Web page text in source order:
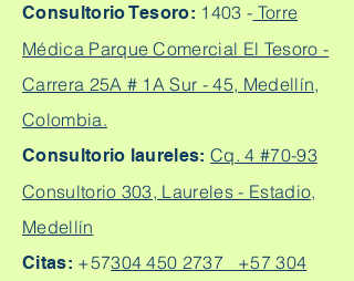
Consultorio Tesoro: 1403 - Torre
Médica Parque Comercial El Tesoro -
Carrera 25A # 1A Sur - 45, Medellín,
Colombia.
Consultorio laureles:Cq. 4 #70-93
Consultorio 303, Laureles - Estadio,
Medellín
Citas: +57304 450 2737 +57 304